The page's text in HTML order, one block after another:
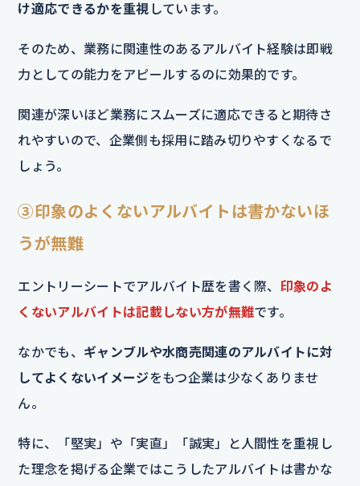
け適応できるかを重視 しています。
そのため、業務に関連性のあるアルバイト経験は即戦
力としての能力をアピールするのに効果的です。
関連が深いほど業務にスムーズに適応できると期待さ
れやすいので、企業側も採用に踏み切りやすくなるで
しょう。
③印象のよくないアルバイトは書かないほ
うが無難
エントリーシートでアルバイト歴を書く際、 印象のよ
くないアルバイトは記載しない方が無難です。
なかでも、 ギャンブルや水商売関連のアルバイトに対
してよくないイメージをもつ企業は少なくありませ
ん。
特に、「堅実」や「実直」「誠実」と人間性を重視し
た理念を掲げる企業ではこうしたアルバイトは書かな